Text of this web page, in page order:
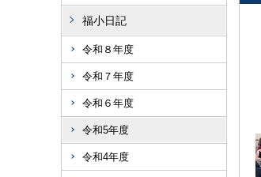
福小日記
令和８年度
令和７年度
令和６年度
令和5年度
令和4年度